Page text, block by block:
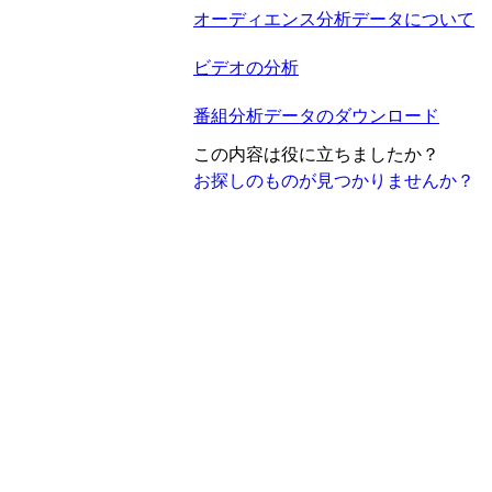
お探しのものが見つかりませんか？
オーディエンス分析データについて
ビデオの分析
番組分析データのダウンロード
この内容は役に立ちましたか？